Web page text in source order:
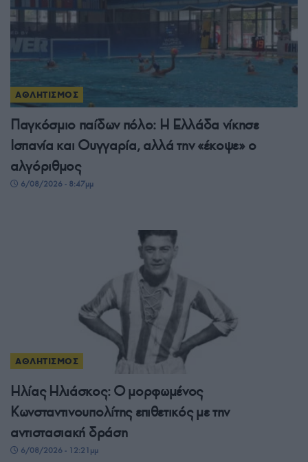
ΑΘΛΗΤΙΣΜΟΣ
Παγκόσμιο παίδων πόλο: Η Ελλάδα νίκησε
Ισπανία και Ουγγαρία, αλλά την «έκοψε» ο
αλγόριθμος
6/08/2026 - 8:47μμ
ΑΘΛΗΤΙΣΜΟΣ
Ηλίας Ηλιάσκος: Ο μορφωμένος
Κωνσταντινουπολίτης επιθετικός με την
αντιστασιακή δράση
6/08/2026 - 12:21μμ